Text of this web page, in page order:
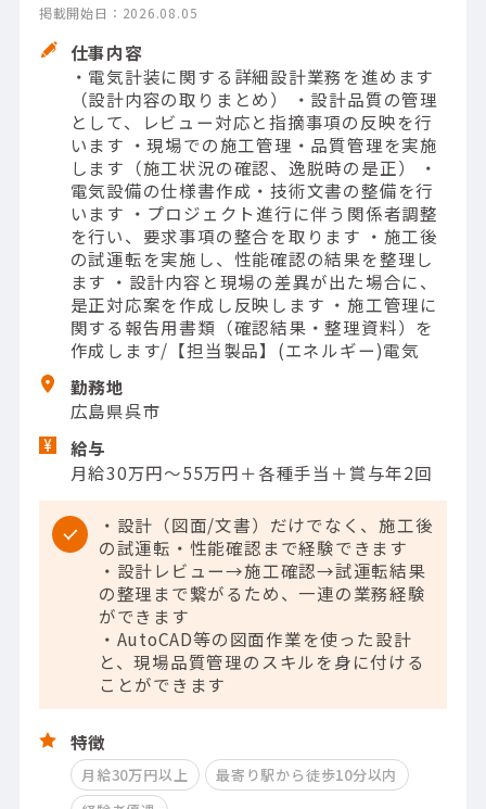
掲載開始日：2026.08.05
仕事内容
・電気計装に関する詳細設計業務を進めます
（設計内容の取りまとめ） ・設計品質の管理
として、レビュー対応と指摘事項の反映を行
います ・現場での施工管理・品質管理を実施
します（施工状況の確認、逸脱時の是正） ・
電気設備の仕様書作成・技術文書の整備を行
います ・プロジェクト進行に伴う関係者調整
を行い、要求事項の整合を取ります ・施工後
の試運転を実施し、性能確認の結果を整理し
ます ・設計内容と現場の差異が出た場合に、
是正対応案を作成し反映します ・施工管理に
関する報告用書類（確認結果・整理資料）を
作成します/【担当製品】(エネルギー)電気
勤務地
広島県呉市
給与
月給30万円～55万円＋各種手当＋賞与年2回
・設計（図面/文書）だけでなく、施工後
の試運転・性能確認まで経験できます
・設計レビュー→施工確認→試運転結果
の整理まで繋がるため、一連の業務経験
ができます
・AutoCAD等の図面作業を使った設計
と、現場品質管理のスキルを身に付ける
ことができます
特徴
月給30万円以上
最寄り駅から徒歩10分以内